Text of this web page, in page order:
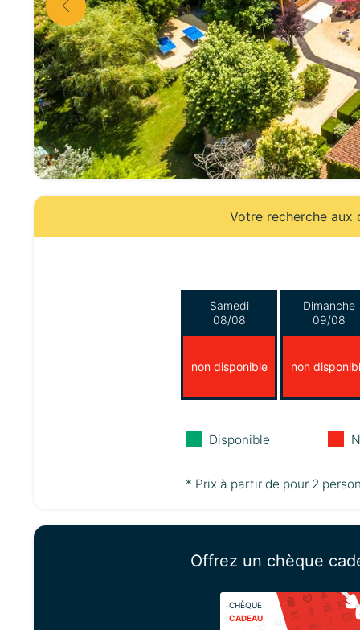
Votre recherche aux
Samedi
08/08
non disponible
Dimanche
09/08
non
Disponible
* Prix à partir de pour 2
Offrez un chèque
CHÈQUE
CADEAU